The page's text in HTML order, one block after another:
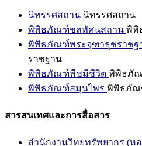
นิทรรศสถาน นิทรรศสถาน
พิพิธภัณฑ์ชลทัศนสถาน พิพิ
พิพิธภัณฑ์พระจุฑาธุชราชฐ
ราชฐาน
พิพิธภัณฑ์พืชมีชีวิต พิพิธภั
พิพิธภัณฑ์สมุนไพร พิพิธภัณ
สารสนเทศและการสื่อสาร
สำนักงานวิทยทรัพยากร (ห